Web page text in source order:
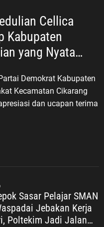
Cellica
Kabupaten
yang Nyata
Demokrat Kabupaten
Kecamatan Cikarang
dan ucapan terima
Sasar Pelajar SMAN
Jebakan Kerja
Poltekim Jadi Jalan